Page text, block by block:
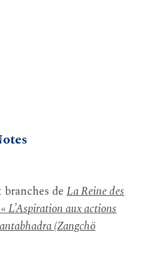
branches deLa Reine des
L’Aspiration aux actions
(Zangchö